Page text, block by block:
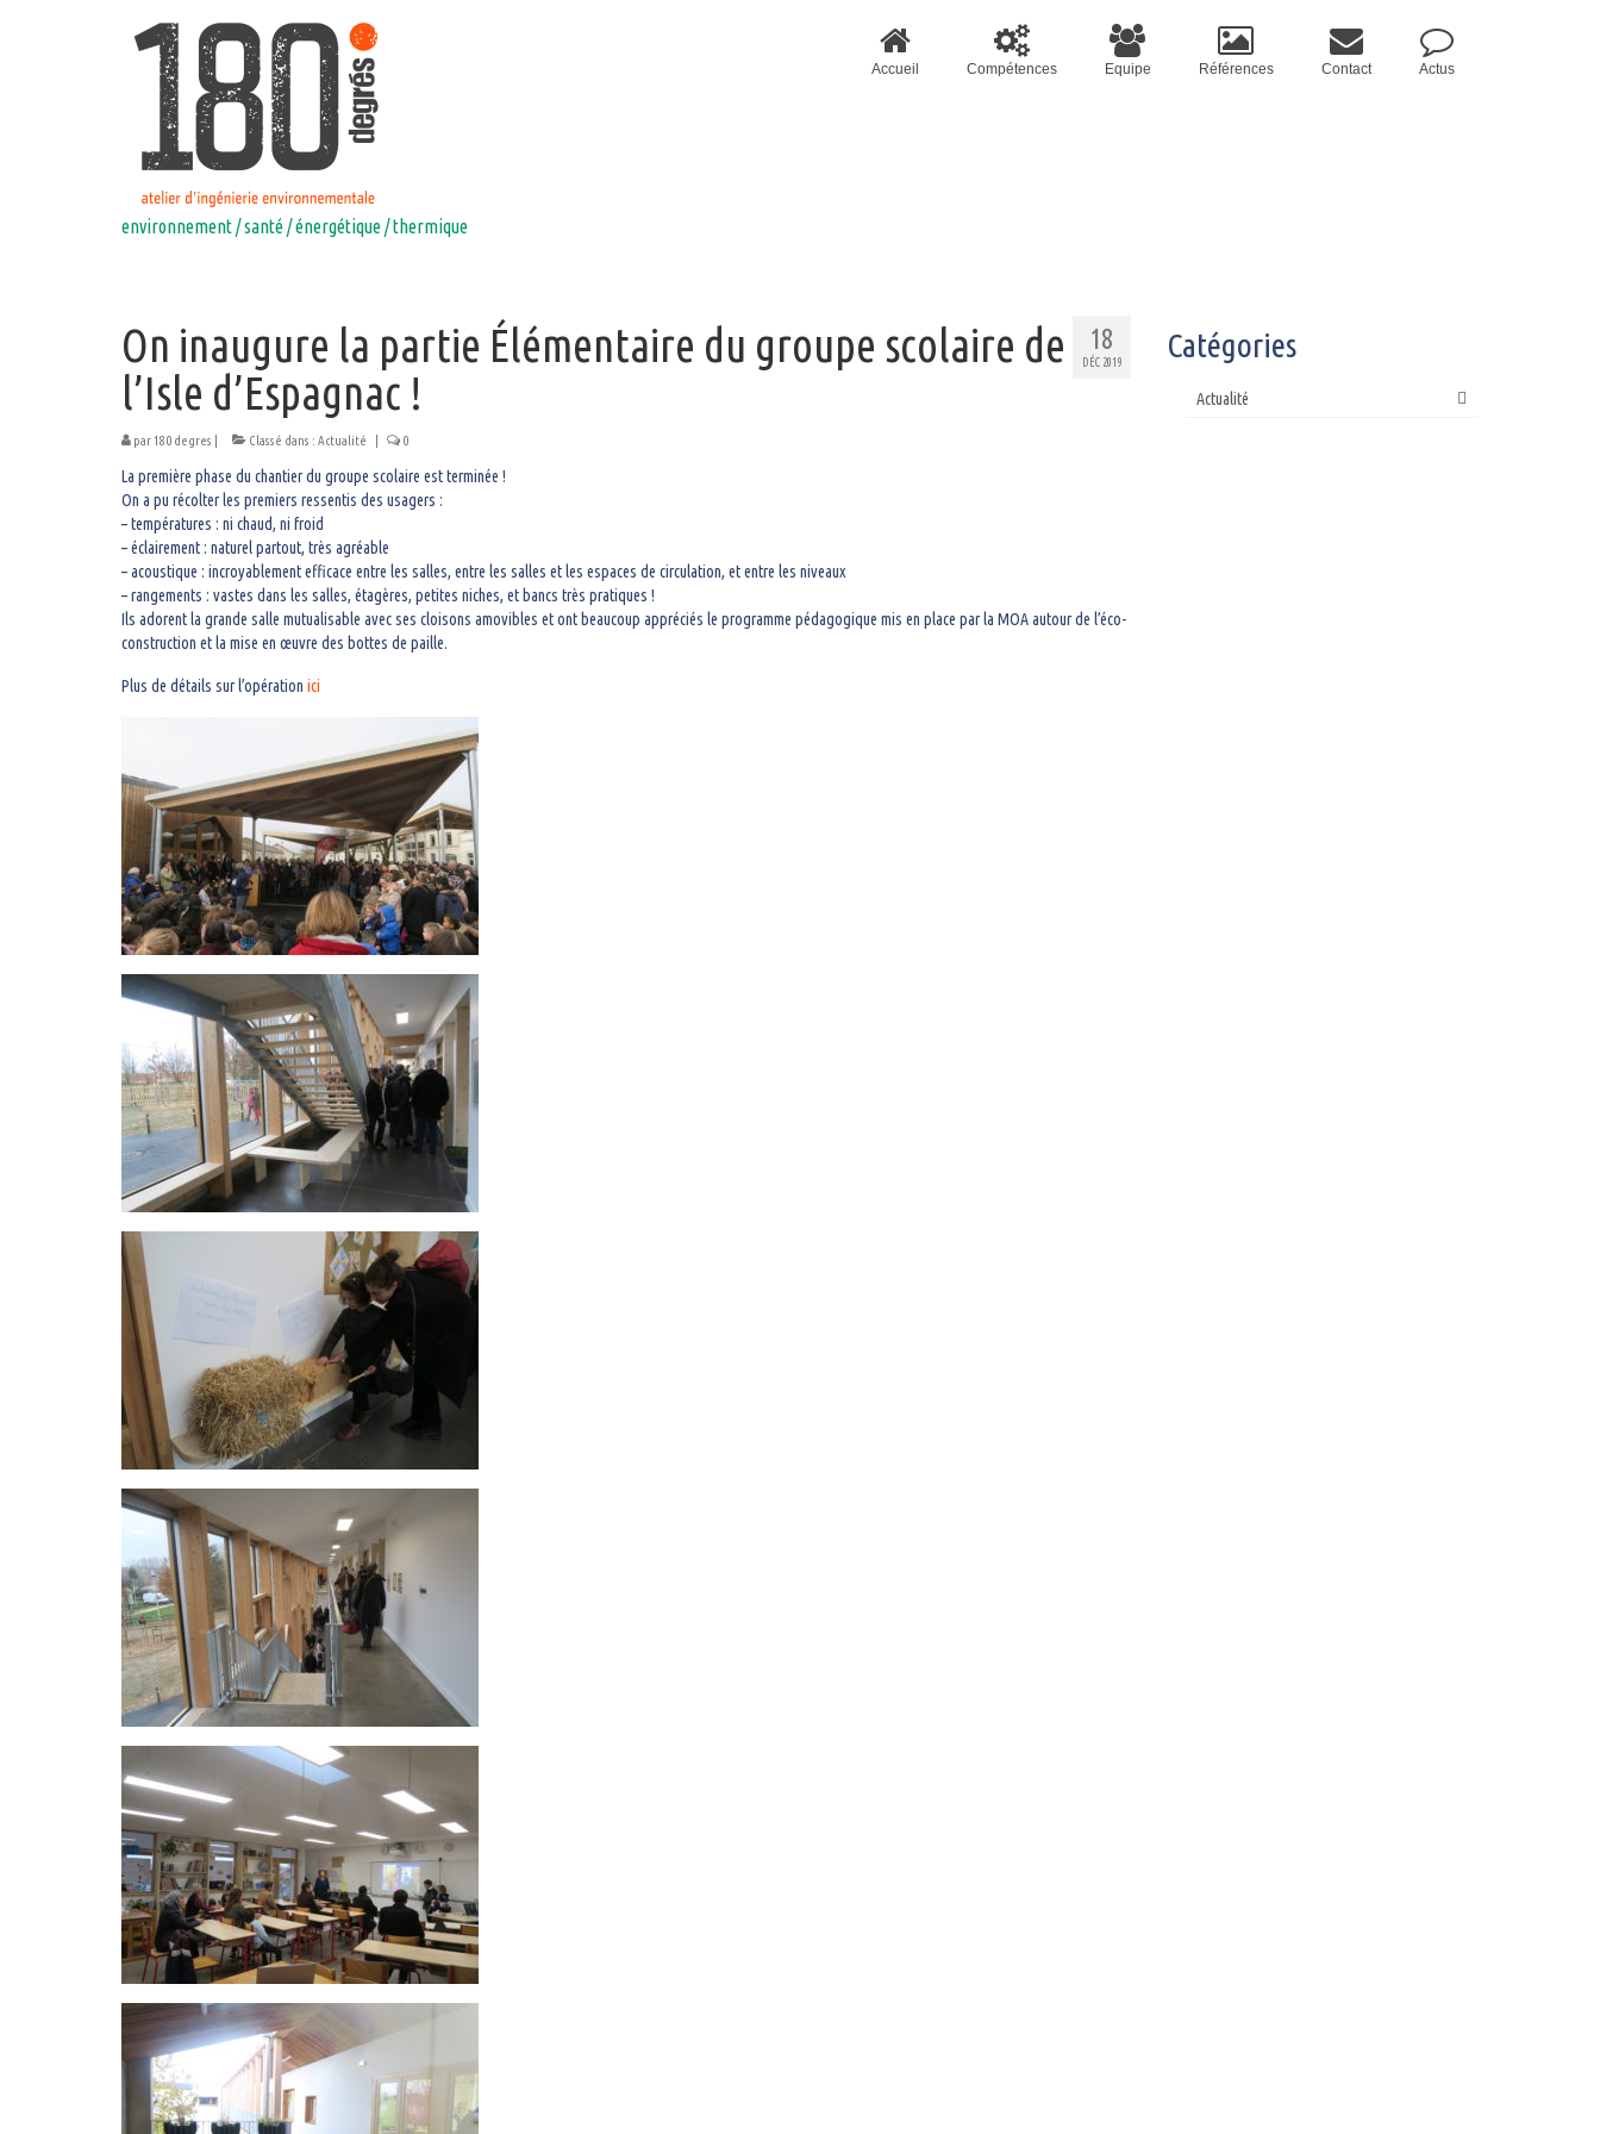
environnement / santé / énergétique / thermique
Accueil Compétences Equipe Références Contact Actus
18
DÉC 2019
On inaugure la partie Élémentaire du groupe scolaire de
l’Isle d’Espagnac !
par 180 degres Classé dans : Actualité 0
La première phase du chantier du groupe scolaire est terminée !
On a pu récolter les premiers ressentis des usagers :
– températures : ni chaud, ni froid
– éclairement : naturel partout, très agréable
– acoustique : incroyablement efficace entre les salles, entre les salles et les espaces de circulation, et entre les niveaux
– rangements : vastes dans les salles, étagères, petites niches, et bancs très pratiques !
Ils adorent la grande salle mutualisable avec ses cloisons amovibles et ont beaucoup appréciés le programme pédagogique mis en place par la MOA autour de l’éco-
construction et la mise en œuvre des bottes de paille.
Plus de détails sur l’opération ici
Catégories
Actualité